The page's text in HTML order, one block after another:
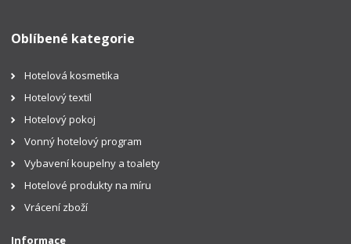
Oblíbené kategorie
Hotelová kosmetika
Hotelový textil
Hotelový pokoj
Vonný hotelový program
Vybavení koupelny a toalety
Hotelové produkty na míru
Vrácení zboží
Informace